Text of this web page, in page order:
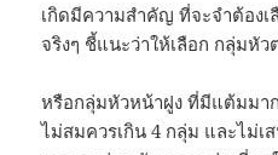
เกิดมีความสำคัญ ที่จะจำต้องเ
จริงๆ ชี้แนะว่าให้เลือก กลุ่มหัว
หรือกลุ่มหัวหน้าฝูง ที่มีแต้มมา
ไม่สมควรเกิน 4 กลุ่ม และไม่เ